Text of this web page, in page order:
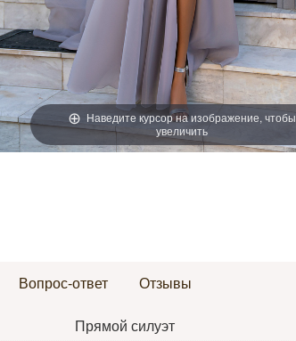
Наведите курсор на изображение, чтобы
увеличить
Вопрос-ответ Отзывы
Прямой силуэт